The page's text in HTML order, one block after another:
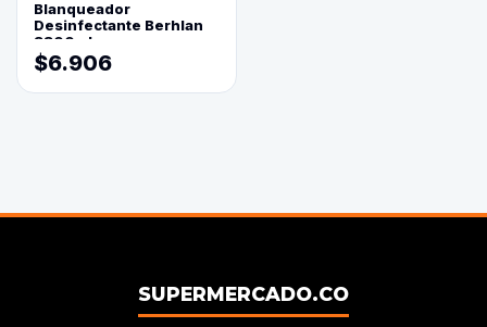
Blanqueador
Desinfectante Berhlan
3800ml
$6.906
SUPERMERCADO.CO